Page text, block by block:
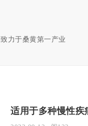
致力于桑黄第一产业
适用于多种慢性疾